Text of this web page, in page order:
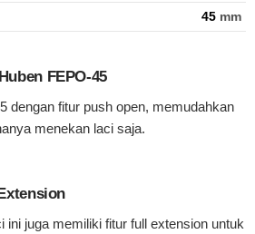
45 mm
FEPO-45
dengan fitur push open, memudahkan
menekan laci saja.
ini juga memiliki fitur full extension untuk